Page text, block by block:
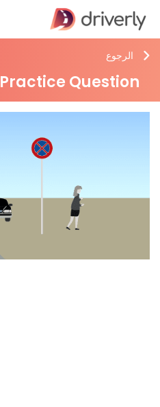
الرجوع
Practice Question